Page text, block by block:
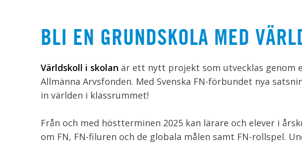
BLI EN GRUNDSKOLA MED
Världskoll i skolan är ett nytt projekt som utvecklas
Allmänna Arvsfonden. Med Svenska FN-förbundet nya
in världen i klassrummet!
Från och med höstterminen 2025 kan lärare och elever i
om FN, FN-filuren och de globala målen samt FN-rollspel.